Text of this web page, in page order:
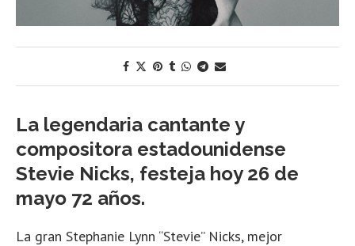
La legendaria cantante y
compositora estadounidense
Stevie Nicks, festeja hoy 26 de
mayo 72 años.
La gran Stephanie Lynn “Stevie” Nicks, mejor